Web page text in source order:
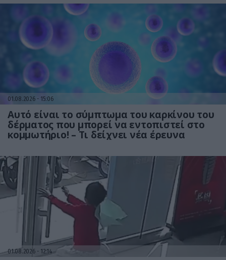
01.08.2026 15:06
Αυτό είναι το σύμπτωμα του καρκίνου του
δέρματος που μπορεί να εντοπιστεί στο
κομμωτήριο! – Τι δείχνει νέα έρευνα
01.08.2026 12:14